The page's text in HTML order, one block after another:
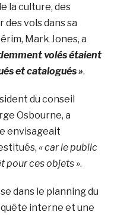
la culture, des
vols dans sa
Mark Jones, a
volés étaient
et catalogués ».
du conseil
Osbourne, a
envisageait
« car le public
pour ces objets ».
dans le planning du
interne et une